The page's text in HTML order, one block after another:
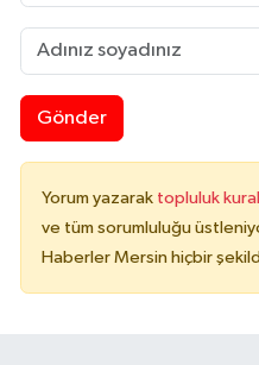
Gönder
Yorum yazarak topluluk
ve tüm sorumluluğu
Haberler Mersin hiçbir